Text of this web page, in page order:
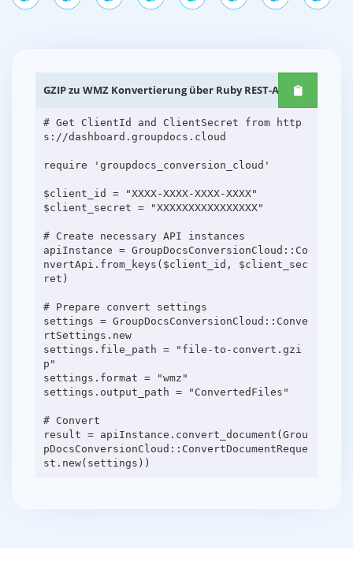
GZIP zu WMZ Konvertierung über Ruby REST-APIs
# Get ClientId and ClientSecret from http
s://dashboard.groupdocs.cloud
require 'groupdocs_conversion_cloud'
$client_id = "XXXX-XXXX-XXXX-XXXX"
$client_secret = "XXXXXXXXXXXXXXXX"
# Create necessary API instances
apiInstance = GroupDocsConversionCloud::Co
nvertApi.from_keys($client_id, $client_sec
ret)
# Prepare convert settings
settings = GroupDocsConversionCloud::Conve
rtSettings.new
settings.file_path = "file-to-convert.gzi
p"
settings.format = "wmz"
settings.output_path = "ConvertedFiles"
# Convert
result = apiInstance.convert_document(Grou
pDocsConversionCloud::ConvertDocumentReque